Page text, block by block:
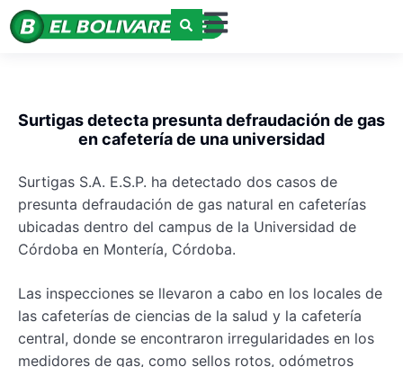
Surtigas detecta presunta defraudación de gas
en cafetería de una universidad
Surtigas S.A. E.S.P. ha detectado dos casos de
presunta defraudación de gas natural en cafeterías
ubicadas dentro del campus de la Universidad de
Córdoba en Montería, Córdoba.
Las inspecciones se llevaron a cabo en los locales de
las cafeterías de ciencias de la salud y la cafetería
central, donde se encontraron irregularidades en los
medidores de gas, como sellos rotos, odómetros